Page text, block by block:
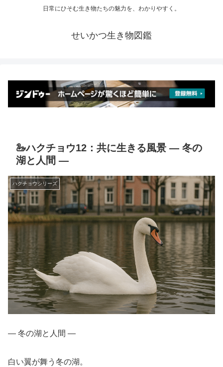
日常にひそむ生き物たちの魅力を、わかりやすく。
せいかつ生き物図鑑
🦢ハクチョウ12：共に生きる風景 ― 冬の
湖と人間 ―
ハクチョウシリーズ
― 冬の湖と人間 ―
白い翼が舞う冬の湖。